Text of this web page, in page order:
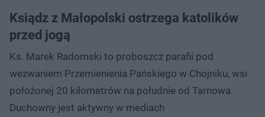
Ksiądz z Małopolski ostrzega katolików
przed jogą
Ks. Marek Radomski to proboszcz parafii pod
wezwaniem Przemienienia Pańskiego w Chojniku, wsi
położonej 20 kilometrów na południe od Tarnowa.
Duchowny jest aktywny w mediach